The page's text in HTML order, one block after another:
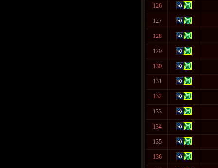
126
127
128
129
130
131
132
133
134
135
136